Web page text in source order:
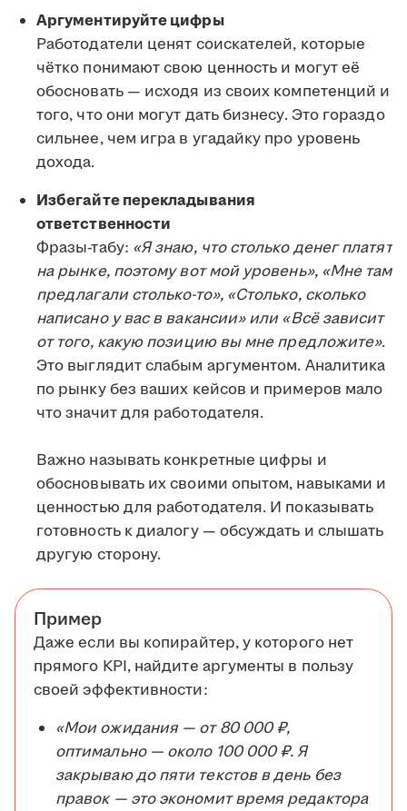
Аргументируйте цифры
Работодатели ценят соискателей, которые
чётко понимают свою ценность и могут её
обосновать — исходя из своих компетенций и
того, что они могут дать бизнесу. Это гораздо
сильнее, чем игра в угадайку про уровень
дохода.
Избегайте перекладывания
ответственности
Фразы-табу: «Я знаю, что столько денег платят
на рынке, поэтому вот мой уровень», «Мне там
предлагали столько-то», «Столько, сколько
написано у вас в вакансии» или «Всё зависит
от того, какую позицию вы мне предложите».
Это выглядит слабым аргументом. Аналитика
по рынку без ваших кейсов и примеров мало
что значит для работодателя.
Важно называть конкретные цифры и
обосновывать их своими опытом, навыками и
ценностью для работодателя. И показывать
готовность к диалогу — обсуждать и слышать
другую сторону.
Пример
Даже если вы копирайтер, у которого нет
прямого KPI, найдите аргументы в пользу
своей эффективности:
«Мои ожидания — от 80 000 ₽,
оптимально — около 100 000 ₽. Я
закрываю до пяти текстов в день без
правок — это экономит время редактора